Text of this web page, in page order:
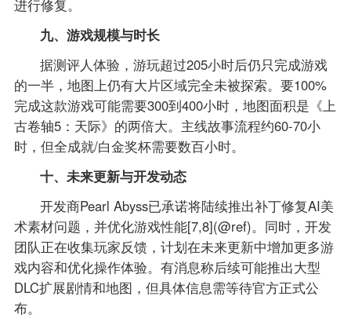
进行修复。
九、游戏规模与时长
据测评人体验，游玩超过205小时后仍只完成游戏
的一半，地图上仍有大片区域完全未被探索。要100%
完成这款游戏可能需要300到400小时，地图面积是《上
古卷轴5：天际》的两倍大。主线故事流程约60-70小
时，但全成就/白金奖杯需要数百小时。
十、未来更新与开发动态
开发商Pearl Abyss已承诺将陆续推出补丁修复AI美
术素材问题，并优化游戏性能[7,8](@ref)。同时，开发
团队正在收集玩家反馈，计划在未来更新中增加更多游
戏内容和优化操作体验。有消息称后续可能推出大型
DLC扩展剧情和地图，但具体信息需等待官方正式公
布。